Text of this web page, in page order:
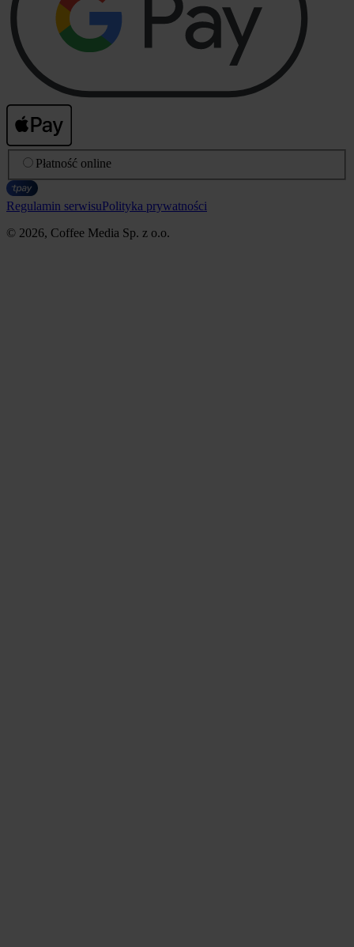
Płatność online
Regulamin serwisuPolityka prywatności
© 2026, Coffee Media Sp. z o.o.